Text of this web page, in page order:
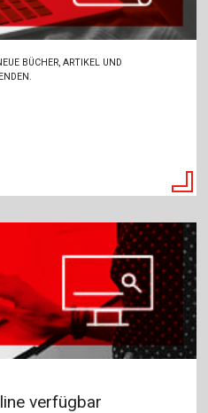
BÜCHER, ARTIKEL UND
verfügbar